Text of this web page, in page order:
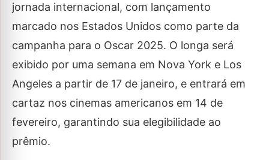
jornada internacional, com lançamento
marcado nos Estados Unidos como parte da
campanha para o Oscar 2025. O longa será
exibido por uma semana em Nova York e Los
Angeles a partir de 17 de janeiro, e entrará em
cartaz nos cinemas americanos em 14 de
fevereiro, garantindo sua elegibilidade ao
prêmio.